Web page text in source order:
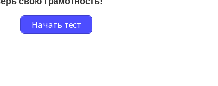
Начать тест